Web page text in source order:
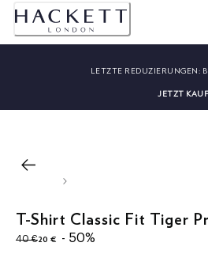
LETZTE REDUZIERUNGEN:
JETZT
T-Shirt Classic Fit Tiger
40 €
ursprünglicher Preis 40 €
20 €
aktueller Preis 20 €
- 50%